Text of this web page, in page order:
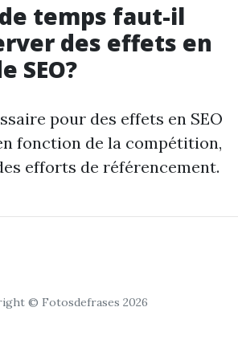
temps faut-il
des effets en
SEO?
pour des effets en SEO
fonction de la compétition,
efforts de référencement.
© Fotosdefrases 2026